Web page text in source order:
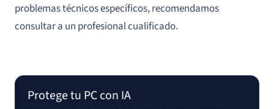
problemas técnicos específicos, recomendamos
consultar a un profesional cualificado.
Protege tu PC con IA